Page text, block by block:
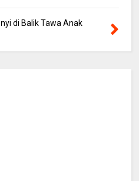
di Balik Tawa Anak